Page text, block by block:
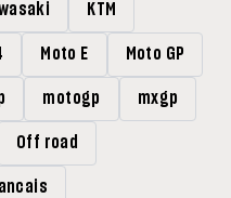
KTM
Moto E Moto GP
motogp mxgp
Off road